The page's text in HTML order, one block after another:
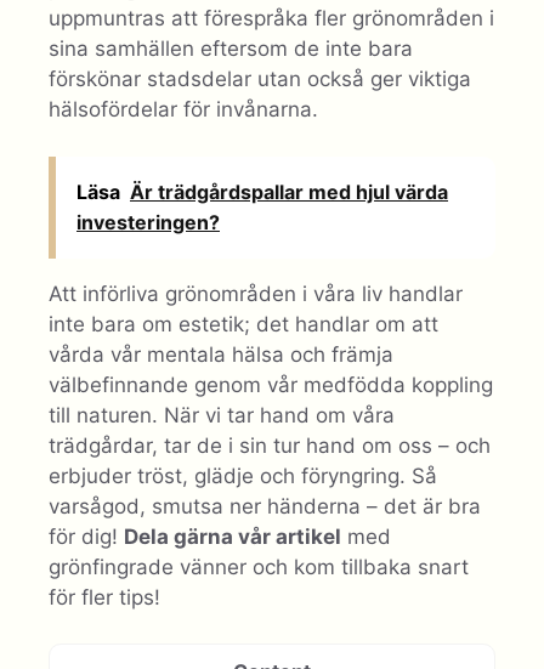
uppmuntras att förespråka fler grönområden i
sina samhällen eftersom de inte bara
förskönar stadsdelar utan också ger viktiga
hälsofördelar för invånarna.
Läsa Är trädgårdspallar med hjul värda
investeringen?
Att införliva grönområden i våra liv handlar
inte bara om estetik; det handlar om att
vårda vår mentala hälsa och främja
välbefinnande genom vår medfödda koppling
till naturen. När vi tar hand om våra
trädgårdar, tar de i sin tur hand om oss – och
erbjuder tröst, glädje och föryngring. Så
varsågod, smutsa ner händerna – det är bra
för dig! Dela gärna vår artikel med
grönfingrade vänner och kom tillbaka snart
för fler tips!